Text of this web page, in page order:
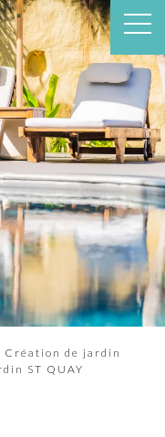
Création de jardin
ST QUAY